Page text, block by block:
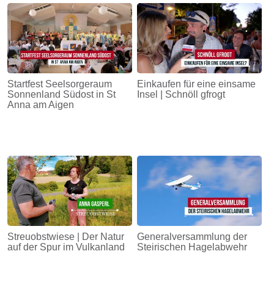
Startfest Seelsorgeraum
Sonnenland Südost in St
Anna am Aigen
Einkaufen für eine einsame
Insel | Schnöll gfrogt
Streuobstwiese | Der Natur
auf der Spur im Vulkanland
Generalversammlung der
Steirischen Hagelabwehr